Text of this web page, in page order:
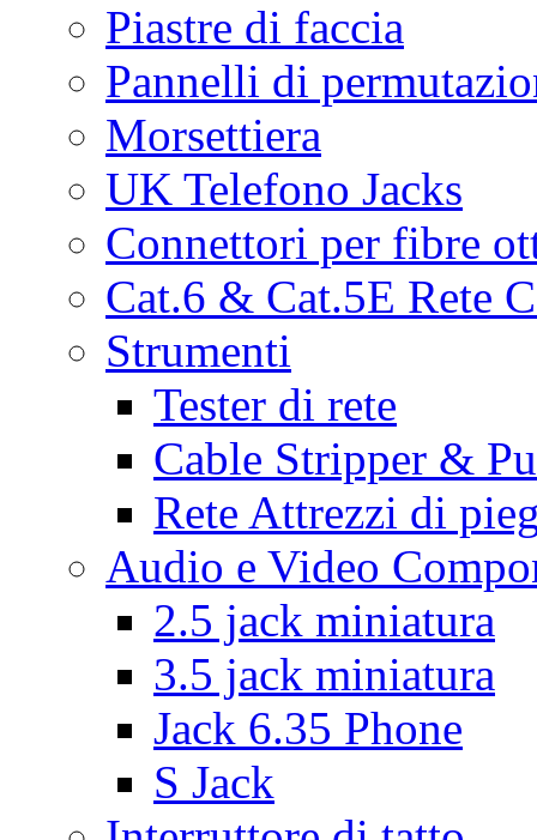
Piastre di faccia
Pannelli di
Morsettiera
UK Telefono Jacks
Connettori per fibre
Cat.6 & Cat.5E Rete
Strumenti
Tester di rete
Cable Stripper &
Rete Attrezzi di
Audio e Video
2.5 jack miniatura
3.5 jack miniatura
Jack 6.35 Phone
S Jack